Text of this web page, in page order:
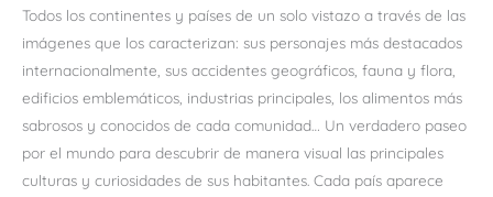
Todos los continentes y países de un solo vistazo a través de las
imágenes que los caracterizan: sus personajes más destacados
internacionalmente, sus accidentes geográficos, fauna y flora,
edificios emblemáticos, industrias principales, los alimentos más
sabrosos y conocidos de cada comunidad… Un verdadero paseo
por el mundo para descubrir de manera visual las principales
culturas y curiosidades de sus habitantes. Cada país aparece